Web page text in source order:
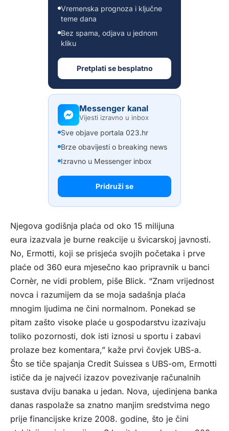
Vremenska prognoza i ključne
teme dana
Bez spama, odjava u jednom
kliku
Pretplati se besplatno
Messenger kanal
Vijesti izravno u inbox
Sve objave portala 023.hr
Brze obavijesti o breaking news
Izravno u Messenger inbox
Pridruži se
Njegova godišnja plaća od oko 15 milijuna
eura izazvala je burne reakcije u švicarskoj javnosti.
No, Ermotti, koji se prisjeća svojih početaka i prve
plaće od 360 eura mjesečno kao pripravnik u banci
Cornèr, ne vidi problem, piše Blick. “Znam vrijednost
novca i razumijem da se moja sadašnja plaća
mnogim ljudima ne čini normalnom. Ponekad se
pitam zašto visoke plaće u gospodarstvu izazivaju
toliko pozornosti, dok isti iznosi u sportu i zabavi
prolaze bez komentara,” kaže prvi čovjek UBS-a.
Što se tiče spajanja Credit Suissea s UBS-om, Ermotti
ističe da je najveći izazov povezivanje računalnih
sustava dviju banaka u jedan. Nova, ujedinjena banka
danas raspolaže sa znatno manjim sredstvima nego
prije financijske krize 2008. godine, što je čini